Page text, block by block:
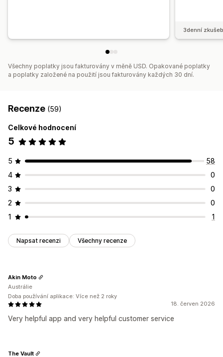
3denní
Všechny poplatky jsou fakturovány v měně USD. Opakované poplatky
a poplatky založené na použití jsou fakturovány každých 30 dní.
Recenze (59)
Celkové hodnocení
5
5
58
4
0
3
0
2
0
1
1
Napsat recenzi Všechny recenze
18. červen 2026
Very helpful app and very helpful customer service
Akin Moto
Austrálie
Doba používání aplikace: Více než 2 roky
The Vault